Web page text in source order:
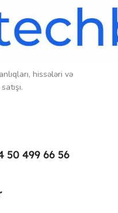
hissələri və
50 499 66 56